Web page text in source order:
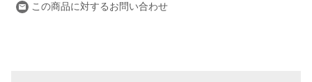
この商品に対するお問い合わせ